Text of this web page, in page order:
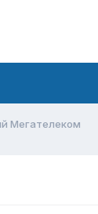
Мегателеком